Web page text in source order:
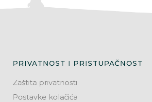
PRIVATNOST I PRISTUPAČNOST
Zaštita privatnosti
Postavke kolačića